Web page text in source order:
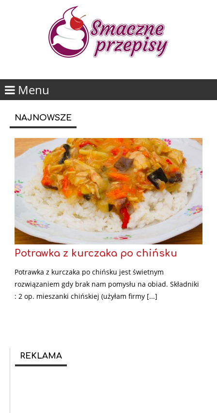
Menu
NAJNOWSZE
Potrawka z kurczaka po chińsku
Potrawka z kurczaka po chińsku jest świetnym
rozwiązaniem gdy brak nam pomysłu na obiad. Składniki
: 2 op. mieszanki chińskiej (użyłam firmy [...]
REKLAMA